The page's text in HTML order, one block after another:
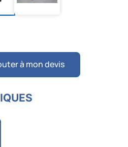
à mon devis